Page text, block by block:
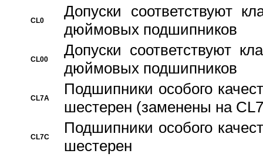
CL0
Допуски соответствуют
дюймовых подшипников
CL00
Допуски соответствуют
дюймовых подшипников
CL7A
Подшипники особого
шестерен (заменены на
CL7C
Подшипники особого
шестерен